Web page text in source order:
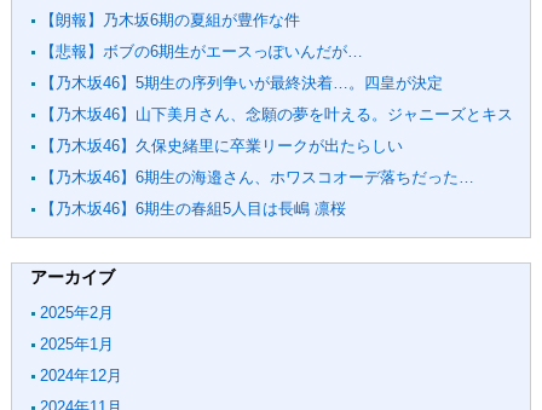
【朗報】乃木坂6期の夏組が豊作な件
【悲報】ボブの6期生がエースっぽいんだが…
【乃木坂46】5期生の序列争いが最終決着…。四皇が決定
【乃木坂46】山下美月さん、念願の夢を叶える。ジャニーズとキス
【乃木坂46】久保史緒里に卒業リークが出たらしい
【乃木坂46】6期生の海邉さん、ホワスコオーデ落ちだった…
【乃木坂46】6期生の春組5人目は長嶋 凛桜
アーカイブ
2025年2月
2025年1月
2024年12月